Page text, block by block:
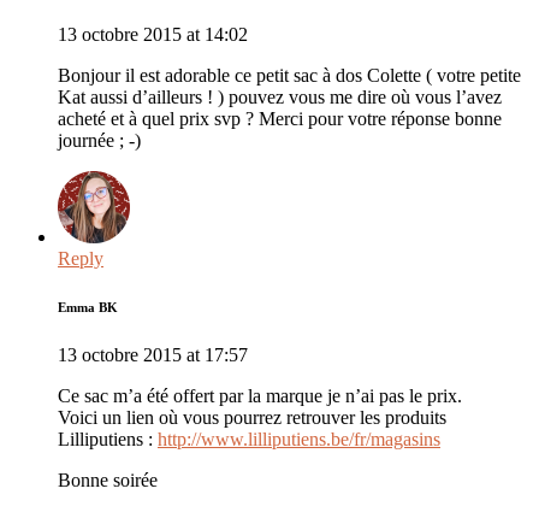
13 octobre 2015 at 14:02
Bonjour il est adorable ce petit sac à dos Colette ( votre petite
Kat aussi d’ailleurs ! ) pouvez vous me dire où vous l’avez
acheté et à quel prix svp ? Merci pour votre réponse bonne
journée ; -)
Reply
Emma BK
13 octobre 2015 at 17:57
Ce sac m’a été offert par la marque je n’ai pas le prix.
Voici un lien où vous pourrez retrouver les produits
Lilliputiens : http://www.lilliputiens.be/fr/magasins
Bonne soirée